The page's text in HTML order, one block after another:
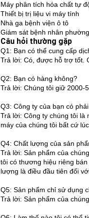
Máy phân tích hóa chất tự
Thiết bị trị liệu vi máy tính
Nhà ga bệnh viện ô tô
Giám sát bệnh nhân phường
Câu hỏi thường gặp
Q1: Bạn có thể cung cấp
Trả lời: Có, được hỗ trợ tốt.
Q2: Bạn có hàng không?
Trả lời: Chúng tôi giữ 2000-
Q3: Công ty của bạn có
Trả lời: Công ty chúng tôi là
máy của chúng tôi bất cứ
Q4: Chất lượng của sản
Trả lời: Sản phẩm của
tôi có thương hiệu riêng
lượng là điều đầu tiên đối
Q5: Sản phẩm chỉ sử dụng
Trả lời: Sản phẩm của